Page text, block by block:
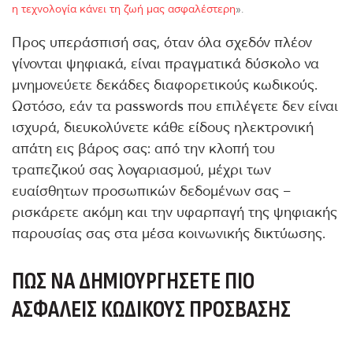
η τεχνολογία κάνει τη ζωή μας ασφαλέστερη».
Προς υπεράσπισή σας, όταν όλα σχεδόν πλέον
γίνονται ψηφιακά, είναι πραγματικά δύσκολο να
μνημονεύετε δεκάδες διαφορετικούς κωδικούς.
Ωστόσο, εάν τα passwords που επιλέγετε δεν είναι
ισχυρά, διευκολύνετε κάθε είδους ηλεκτρονική
απάτη εις βάρος σας: από την κλοπή του
τραπεζικού σας λογαριασμού, μέχρι των
ευαίσθητων προσωπικών δεδομένων σας –
ρισκάρετε ακόμη και την υφαρπαγή της ψηφιακής
παρουσίας σας στα μέσα κοινωνικής δικτύωσης.
ΠΏΣ ΝΑ ΔΗΜΙΟΥΡΓΉΣΕΤΕ ΠΙΟ
ΑΣΦΑΛΕΊΣ ΚΩΔΙΚΟΎΣ ΠΡΌΣΒΑΣΗΣ